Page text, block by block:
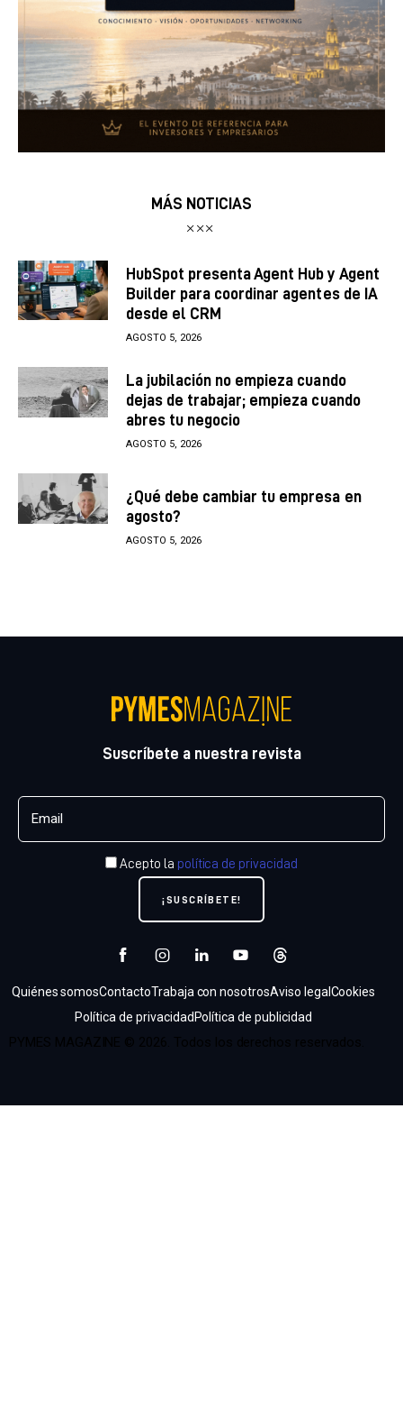
MÁS NOTICIAS
HubSpot presenta Agent Hub y Agent
Builder para coordinar agentes de IA
desde el CRM
AGOSTO 5, 2026
La jubilación no empieza cuando
dejas de trabajar; empieza cuando
abres tu negocio
AGOSTO 5, 2026
¿Qué debe cambiar tu empresa en
agosto?
AGOSTO 5, 2026
Suscríbete a nuestra revista
Acepto la política de privacidad
Quiénes somosContactoTrabaja con nosotrosAviso legalCookies
Política de privacidad Política de publicidad